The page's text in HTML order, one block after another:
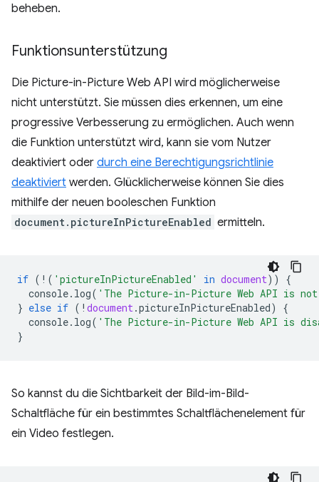
beheben.
Funktionsunterstützung
Die Picture-in-Picture Web API wird möglicherweise
nicht unterstützt. Sie müssen dies erkennen, um eine
progressive Verbesserung zu ermöglichen. Auch wenn
die Funktion unterstützt wird, kann sie vom Nutzer
deaktiviert oder durch eine Berechtigungsrichtlinie
deaktiviert werden. Glücklicherweise können Sie dies
mithilfe der neuen booleschen Funktion
document.pictureInPictureEnabled ermitteln.
if ( ! ( 'pictureInPictureEnabled' in document))
{
console. log( 'The Picture-in-Picture Web API is
} else if ( ! document.pictureInPictureEnabled)
{
console. log( 'The Picture-in-Picture Web API is
}
So kannst du die Sichtbarkeit der Bild-im-Bild-
Schaltfläche für ein bestimmtes Schaltflächenelement für
ein Video festlegen.